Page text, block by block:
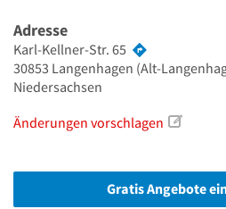
Adresse
Karl-Kellner-Str. 65
30853 Langenhagen (Alt-
Niedersachsen
Änderungen vorschlagen
Gratis Angebote